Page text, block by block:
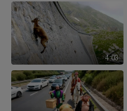
4:03